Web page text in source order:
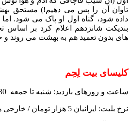
تاوان آن را پس می دهیم!) مستحق
بندیکت شانزدهم اعلام کرد بر اساس
های بدون تعمید هم به بهشت می روند و
کلیسای بیت لِحِم
ساعت و روزهای بازدید: شنبه تا جمعه 8:30 الی 18:30
نرخ بلیت: ایرانیان 5 هزار تومان / خارجی ها 15 هزار تومان